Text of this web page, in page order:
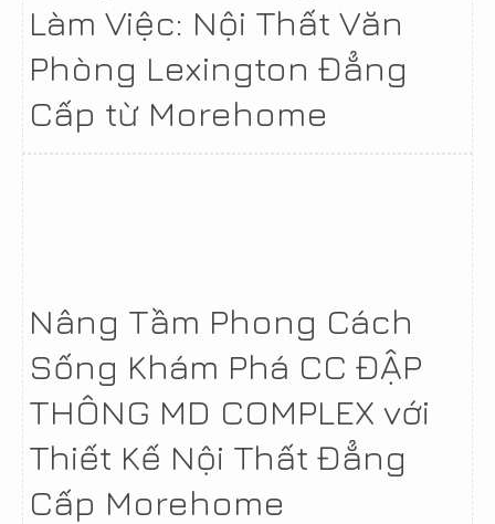
Làm Việc: Nội Thất Văn
Phòng Lexington Đẳng
Cấp từ Morehome
Nâng Tầm Phong Cách
Sống Khám Phá CC ĐẬP
THÔNG MD COMPLEX với
Thiết Kế Nội Thất Đẳng
Cấp Morehome